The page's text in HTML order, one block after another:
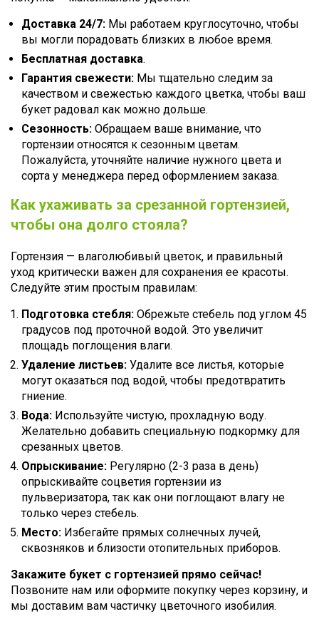
Доставка 24/7: Мы работаем круглосуточно, чтобы
вы могли порадовать близких в любое время.
Бесплатная доставка.
Гарантия свежести: Мы тщательно следим за
качеством и свежестью каждого цветка, чтобы ваш
букет радовал как можно дольше.
Сезонность: Обращаем ваше внимание, что
гортензии относятся к сезонным цветам.
Пожалуйста, уточняйте наличие нужного цвета и
сорта у менеджера перед оформлением заказа.
Как ухаживать за срезанной гортензией,
чтобы она долго стояла?
Гортензия — влаголюбивый цветок, и правильный
уход критически важен для сохранения ее красоты.
Следуйте этим простым правилам:
Подготовка стебля: Обрежьте стебель под углом 45
градусов под проточной водой. Это увеличит
площадь поглощения влаги.
Удаление листьев: Удалите все листья, которые
могут оказаться под водой, чтобы предотвратить
гниение.
Вода: Используйте чистую, прохладную воду.
Желательно добавить специальную подкормку для
срезанных цветов.
Опрыскивание: Регулярно (2-3 раза в день)
опрыскивайте соцветия гортензии из
пульверизатора, так как они поглощают влагу не
только через стебель.
Место: Избегайте прямых солнечных лучей,
сквозняков и близости отопительных приборов.
Закажите букет с гортензией прямо сейчас!
Позвоните нам или оформите покупку через корзину, и
мы доставим вам частичку цветочного изобилия.